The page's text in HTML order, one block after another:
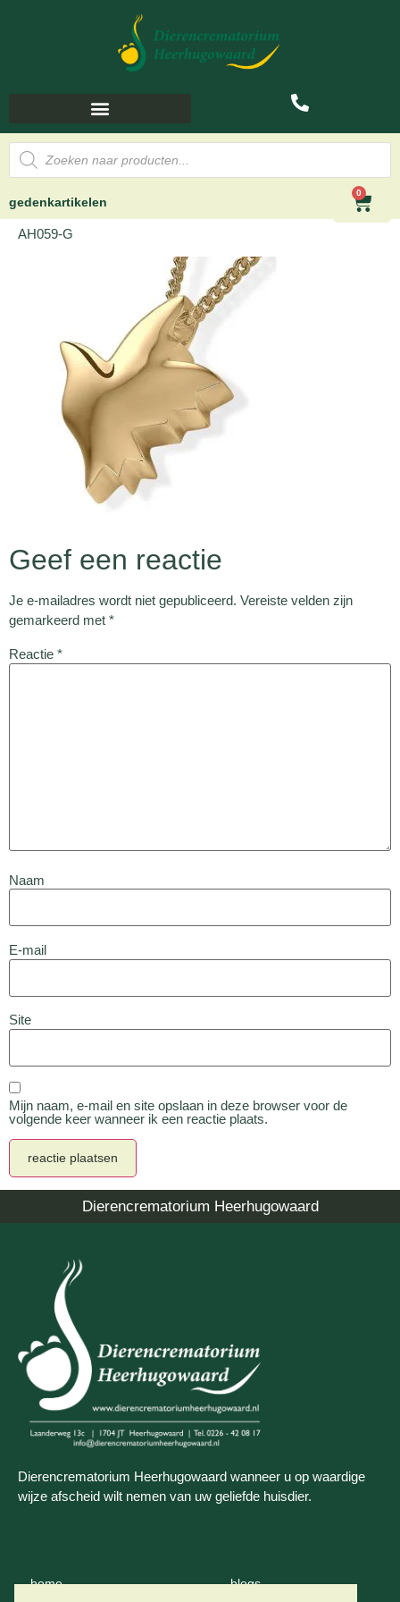
gedenkartikelen
0
AH059-G
Geef een reactie
Je e-mailadres wordt niet gepubliceerd. Vereiste velden zijn
gemarkeerd met *
Reactie *
Naam
E-mail
Site
Mijn naam, e-mail en site opslaan in deze browser voor de
volgende keer wanneer ik een reactie plaats.
Dierencrematorium Heerhugowaard
Dierencrematorium Heerhugowaard wanneer u op waardige
wijze afscheid wilt nemen van uw geliefde huisdier.
home blogs